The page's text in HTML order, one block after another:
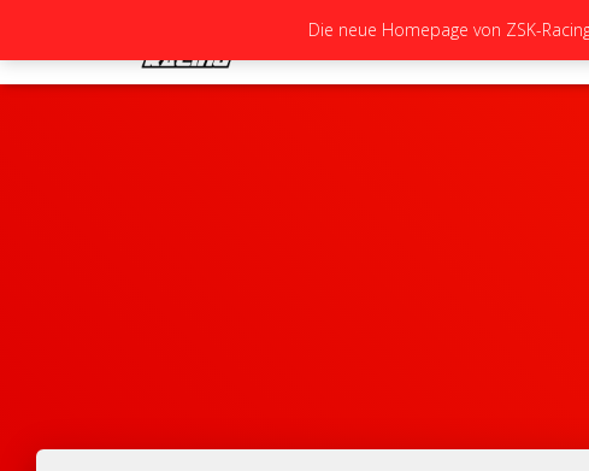
Die neue Homepage von ZSK-